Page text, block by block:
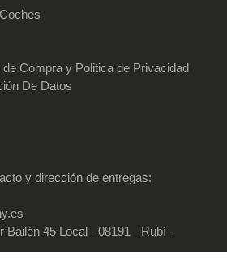
Compra y Politica de Privacidad
De Datos
y dirección de entregas:
Bailén 45 Local - 08191 - Rubí -